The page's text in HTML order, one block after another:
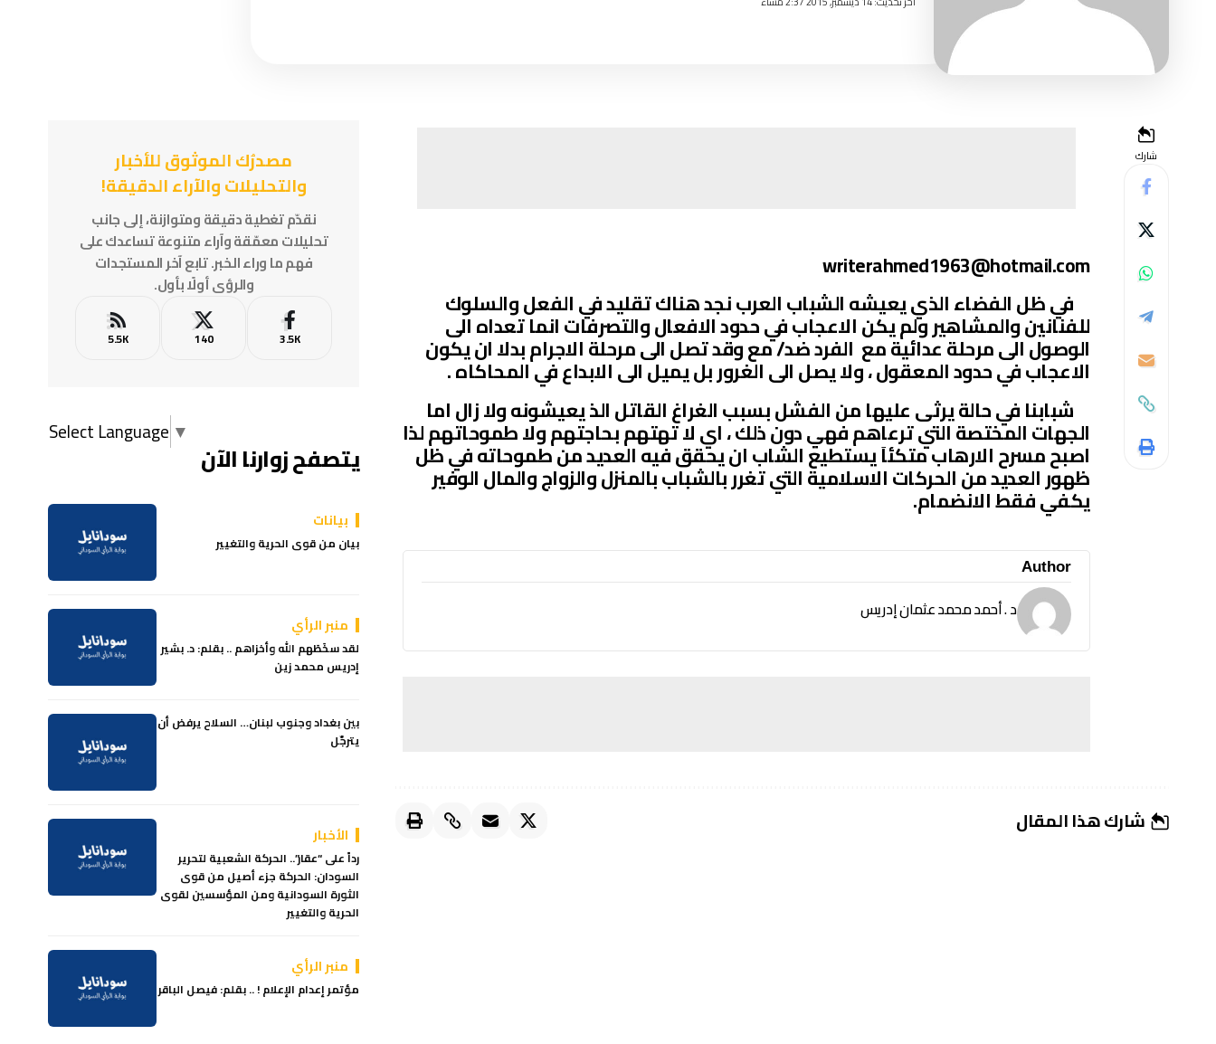
شارك
writerahmed1963@hotmail.com
في ظل الفضاء الذي يعيشه الشباب العرب نجد هناك تقليد في الفعل والسلوك
للفنانين والمشاهير ولم يكن الاعجاب في حدود الافعال والتصرفات انما تعداه الى
الوصول الى مرحلة عدائية مع الفرد ضد/ مع وقد تصل الى مرحلة الاجرام بدلا ان يكون
الاعجاب في حدود المعقول ، ولا يصل الى الغرور بل يميل الى الابداع في المحاكاه .
شبابنا في حالة يرثى عليها من الفشل بسبب الغراغ القاتل الذ يعيشونه ولا زال اما
الجهات المختصة التي ترعاهم فهي دون ذلك ، اي لا تهتهم بحاجتهم ولا طموحاتهم لذا
اصبح مسرح الارهاب متكئاَ يستطيع الشاب ان يحقق فيه العديد من طموحاته في ظل
ظهور العديد من الحركات الاسلامية التي تغرر بالشباب بالمنزل والزواج والمال الوفير
يكفي فقط الانضمام.
Author
د . أحمد محمد عثمان إدريس
شارك هذا المقال
مصدرُك الموثوق للأخبار
والتحليلات والآراء الدقيقة!
نقدّم تغطية دقيقة ومتوازنة، إلى جانب
تحليلات معمّقة وآراء متنوعة تساعدك على
فهم ما وراء الخبر. تابع آخر المستجدات
والرؤى أولًا بأول.
3.5K
140
5.5K
Select Language ▼
يتصفح زوارنا الآن
بيانات
بيان من قوى الحرية والتغيير
منبر الرأي
لقد سخَطَهم الله وأخزاهم .. بقلم: د. بشير
إدريس محمد زين
بين بغداد وجنوب لبنان… السلاح يرفض أن
يترجّل
الأخبار
رداً على “عقار”.. الحركة الشعبية لتحرير
السودان: الحركة جزء أصيل من قوى
الثورة السودانية ومن المؤسسين لقوى
الحرية والتغيير
منبر الرأي
مؤتمر إعدام الإعلام ! .. بقلم: فيصل الباقر